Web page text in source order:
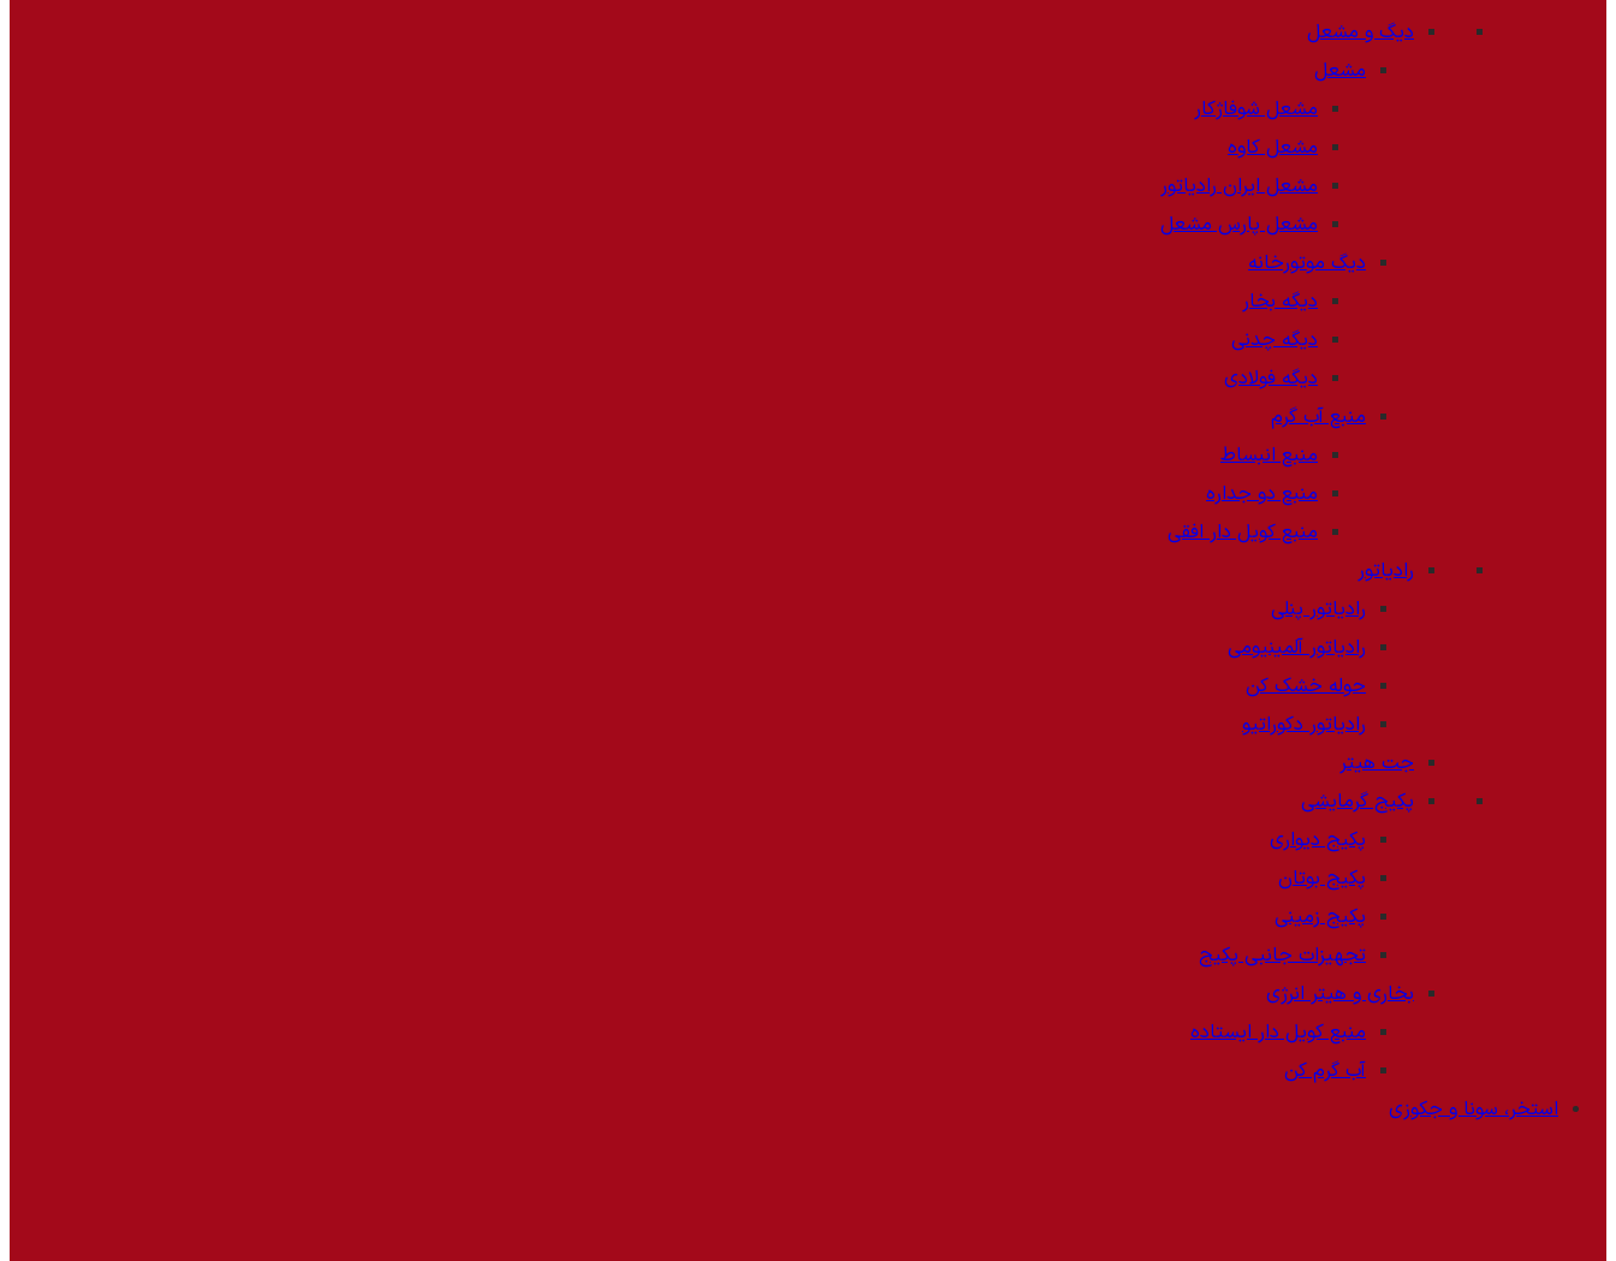
دیگ و مشعل
مشعل
مشعل شوفاژکار
مشعل کاوه
مشعل ایران رادیاتور
مشعل پارس مشعل
دیگ موتورخانه
دیگه بخار
دیگه چدنی
دیگه فولادی
منبع آب گرم
منبع انبساط
منبع دو جداره
منبع کویل دار افقی
رادیاتور
رادیاتور پنلی
رادیاتور آلمینیومی
حوله خشک کن
رادیاتور دکوراتیو
جت هیتر
پکیج گرمایشی
پکیج دیواری
پکیج بوتان
پکیج زمینی
تجهیزات جانبی پکیج
بخاری و هیتر انرژی
منبع کویل دار ایستاده
آب گرم کن
استخر، سونا و جکوزی